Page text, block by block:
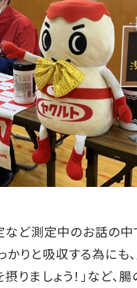
ど測定中のお話の中
りと吸収する為にも
りましょう！」など、